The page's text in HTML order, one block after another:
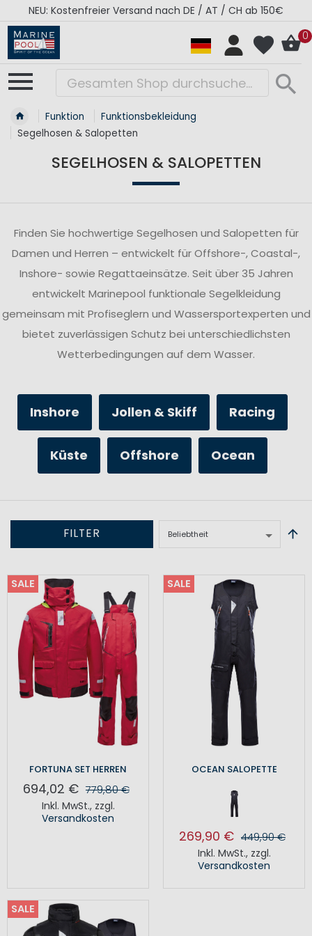
RÉGATES ROYALES Kollektion - Super Sale
0
Funktion
Funktionsbekleidung
Segelhosen & Salopetten
SEGELHOSEN & SALOPETTEN
Finden Sie hochwertige Segelhosen und Salopetten für
Damen und Herren – entwickelt für Offshore-, Coastal-,
Inshore- sowie Regattaeinsätze. Seit über 35 Jahren
entwickelt Marinepool funktionale Segelkleidung
gemeinsam mit Profiseglern und Wassersportexperten und
bietet zuverlässigen Schutz bei unterschiedlichsten
Wetterbedingungen auf dem Wasser.
Inshore Jollen & Skiff Racing
Küste Offshore Ocean
FILTER
SALE
FORTUNA SET HERREN
694,02 € 779,80 €
Inkl. MwSt., zzgl.
Versandkosten
SALE
OCEAN SALOPETTE
269,90 € 449,90 €
Inkl. MwSt., zzgl.
Versandkosten
SALE